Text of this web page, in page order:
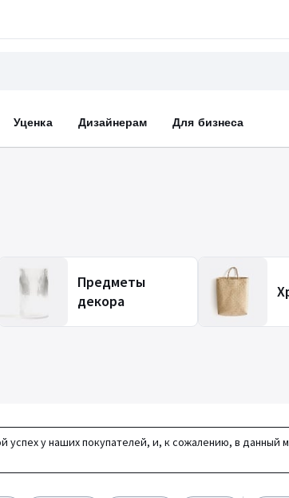
Уценка Дизайнерам Для бизнеса
Предметы
декора
у наших покупателей, и, к сожалению, в данный